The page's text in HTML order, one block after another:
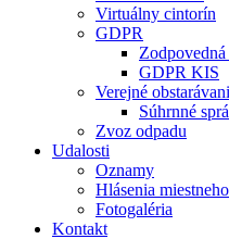
Virtuálny cintorín
GDPR
Zodpovedná
GDPR KIS
Verejné
Súhrnné
Zvoz odpadu
Udalosti
Oznamy
Hlásenia
Fotogaléria
Kontakt